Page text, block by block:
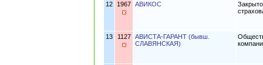
12
1967 АВИКОС
13 1127
АВИСТА-ГАРАНТ (бывш.
СЛАВЯНСКАЯ)